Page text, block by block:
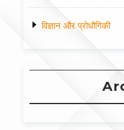
विज्ञान और प्रोधौगिकी